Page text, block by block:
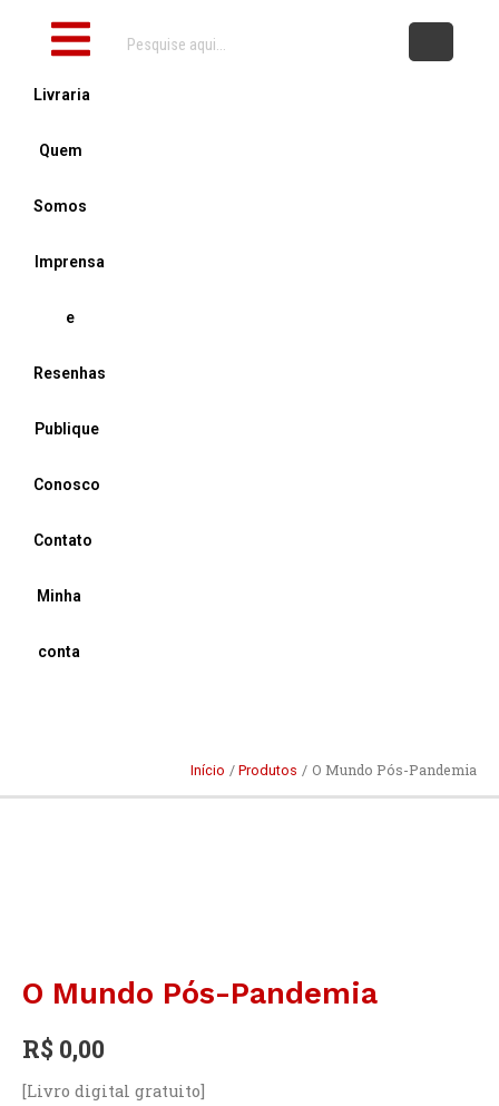
conteúdo
Inicial
Livraria
Quem
Somos
Imprensa
e
Resenhas
Publique
Conosco
Contato
Minha
conta
Início Produtos O Mundo Pós-Pandemia
O Mundo Pós-Pandemia
R$ 0,00
[Livro digital gratuito]
Pandemia